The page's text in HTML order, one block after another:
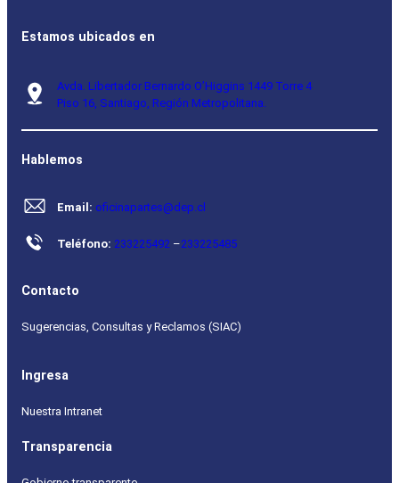
Estamos ubicados en
Avda. Libertador Bernardo O’Higgins 1449 Torre 4
Piso 16, Santiago, Región Metropolitana.
Hablemos
Email: oficinapartes@dep.cl
Teléfono: 233225492 –233225485
Contacto
Sugerencias, Consultas y Reclamos (SIAC)
Ingresa
Nuestra Intranet
Transparencia